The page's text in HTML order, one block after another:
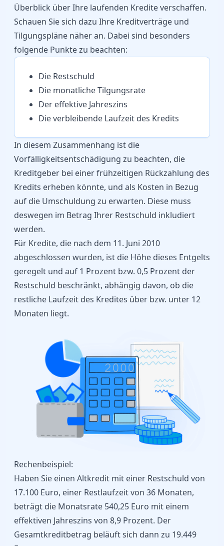
Überblick über Ihre laufenden Kredite verschaffen.
Schauen Sie sich dazu Ihre Kreditverträge und
Tilgungspläne näher an. Dabei sind besonders
folgende Punkte zu beachten:
Die Restschuld
Die monatliche Tilgungsrate
Der effektive Jahreszins
Die verbleibende Laufzeit des Kredits
In diesem Zusammenhang ist die
Vorfälligkeitsentschädigung zu beachten, die
Kreditgeber bei einer frühzeitigen Rückzahlung des
Kredits erheben könnte, und als Kosten in Bezug
auf die Umschuldung zu erwarten. Diese muss
deswegen im Betrag Ihrer Restschuld inkludiert
werden.
Für Kredite, die nach dem 11. Juni 2010
abgeschlossen wurden, ist die Höhe dieses Entgelts
geregelt und auf 1 Prozent bzw. 0,5 Prozent der
Restschuld beschränkt, abhängig davon, ob die
restliche Laufzeit des Kredites über bzw. unter 12
Monaten liegt.
Rechenbeispiel:
Haben Sie einen Altkredit mit einer Restschuld von
17.100 Euro, einer Restlaufzeit von 36 Monaten,
beträgt die Monatsrate 540,25 Euro mit einem
effektiven Jahreszins von 8,9 Prozent. Der
Gesamtkreditbetrag beläuft sich dann zu 19.449